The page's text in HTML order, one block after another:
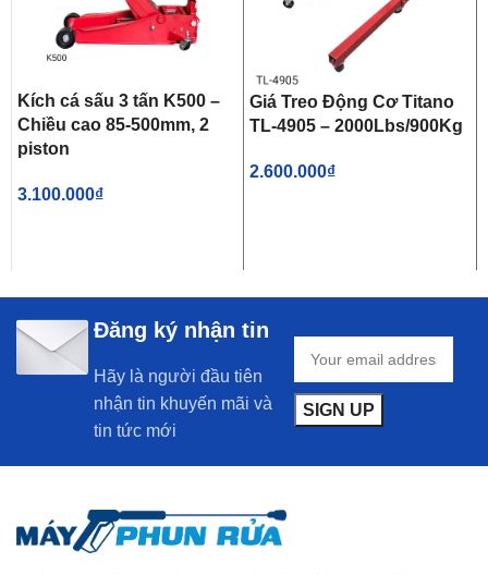
Kích cá sấu 3 tấn K500 –
Chiều cao 85-500mm, 2
piston
3.100.000₫
Giá Treo Động Cơ Titano
TL-4905 – 2000Lbs/900Kg
2.600.000₫
Đăng ký nhận tin
Hãy là người đầu tiên
nhận tin khuyến mãi và
tin tức mới